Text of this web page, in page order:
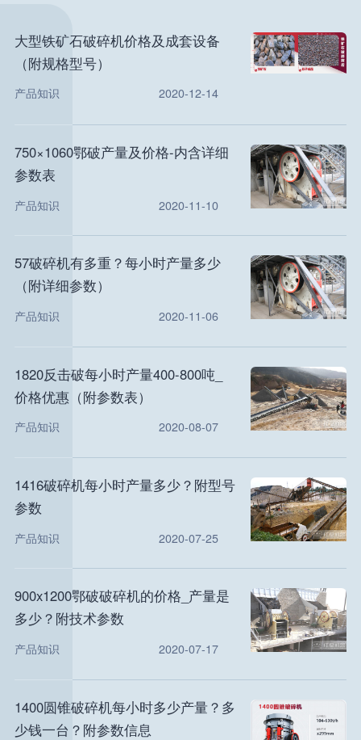
大型铁矿石破碎机价格及成套设备
（附规格型号）
产品知识 2020-12-14
750×1060鄂破产量及价格-内含详细
参数表
产品知识 2020-11-10
57破碎机有多重？每小时产量多少
（附详细参数）
产品知识 2020-11-06
1820反击破每小时产量400-800吨_
价格优惠（附参数表）
产品知识 2020-08-07
1416破碎机每小时产量多少？附型号
参数
产品知识 2020-07-25
900x1200鄂破破碎机的价格_产量是
多少？附技术参数
产品知识 2020-07-17
1400圆锥破碎机每小时多少产量？多
少钱一台？附参数信息